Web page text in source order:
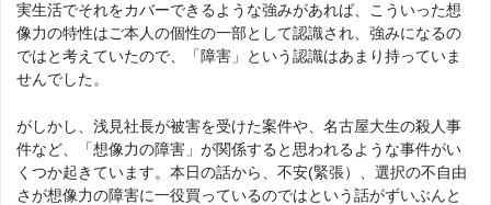
実生活でそれをカバーできるような強みがあれば、こういった想
像力の特性はご本人の個性の一部として認識され、強みになるの
ではと考えていたので、「障害」という認識はあまり持っていま
せんでした。
がしかし、浅見社長が被害を受けた案件や、名古屋大生の殺人事
件など、「想像力の障害」が関係すると思われるような事件がい
くつか起きています。本日の話から、不安(緊張）、選択の不自由
さが想像力の障害に一役買っているのではという話がずいぶんと